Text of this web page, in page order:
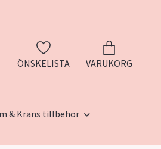
ÖNSKELISTA VARUKORG
& Krans tillbehör